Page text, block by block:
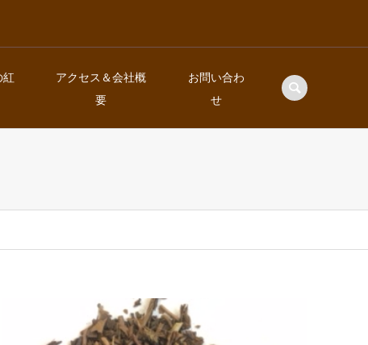
アクセス＆会社概
要
お問い合わ
せ